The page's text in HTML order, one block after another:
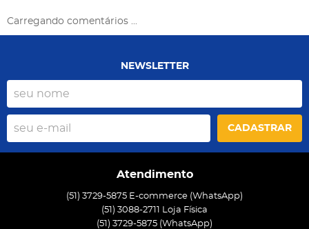
Carregando comentários ...
NEWSLETTER
CADASTRAR
Atendimento
(51) 3729-5875 E-commerce (WhatsApp)
(51) 3088-2711 Loja Física
(51) 3729-5875 (WhatsApp)